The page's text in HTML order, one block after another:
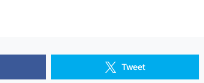
Tweet